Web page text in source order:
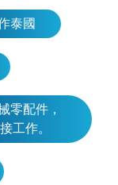
件保养维修，
埔寨、越
西南亚
以色列、约
亚国
泰國
零配件，
工作。